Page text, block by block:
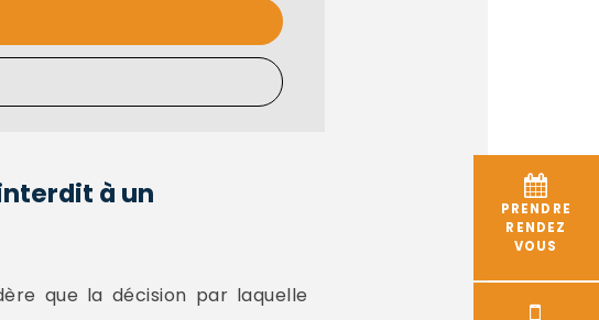
PRENDRE
RENDEZ
VOUS
à un
que la décision par laquelle